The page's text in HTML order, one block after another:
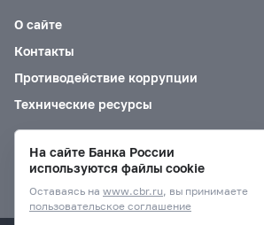
О сайте
Контакты
Противодействие коррупции
Технические ресурсы
Версия для слабовидящих
На сайте Банка России
используются файлы cookie
Оставаясь на www.cbr.ru, вы принимаете
пользовательское соглашение